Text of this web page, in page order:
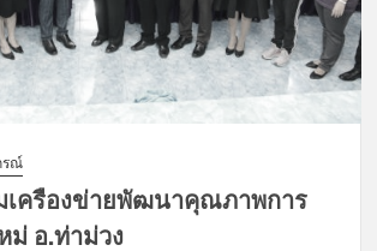
รณ์
เครืองข่ายพัฒนาคุณภาพการ
ม่ อ.ท่าม่วง